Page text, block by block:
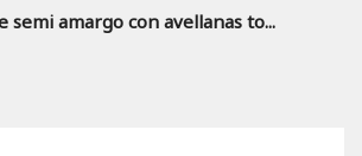
semi amargo con avellanas to...